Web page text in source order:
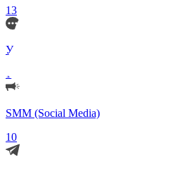
13
Удаленка (Работа)
11
SMM (Social Media)
10